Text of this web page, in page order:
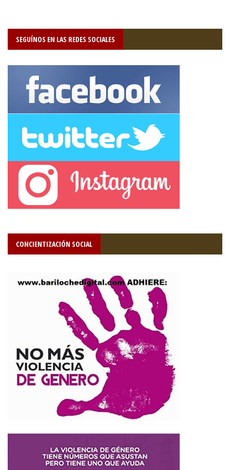
SEGUÍNOS EN LAS REDES SOCIALES
CONCIENTIZACIÓN SOCIAL